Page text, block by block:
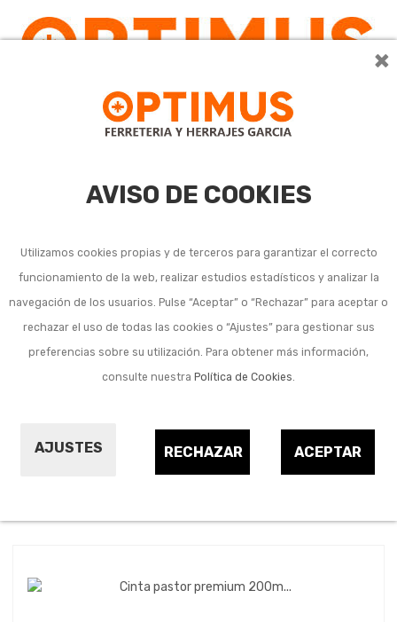
×
AVISO DE COOKIES
Utilizamos cookies propias y de terceros para garantizar el correcto
funcionamiento de la web, realizar estudios estadísticos y analizar la
navegación de los usuarios. Pulse “Aceptar” o “Rechazar” para aceptar o
rechazar el uso de todas las cookies o “Ajustes” para gestionar sus
preferencias sobre su utilización. Para obtener más información,
consulte nuestra Política de Cookies.
AJUSTES ACEPTAR
RECHAZAR
Listado de subcategorías en Ganaderia y agricultura:
Ganaderia y agricultura